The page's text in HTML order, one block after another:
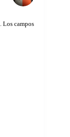
Los campos